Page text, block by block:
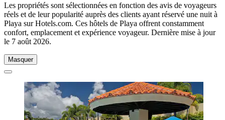
Les propriétés sont sélectionnées en fonction des avis de voyageurs
réels et de leur popularité auprès des clients ayant réservé une nuit à
Playa sur Hotels.com. Ces hôtels de Playa offrent constamment
confort, emplacement et expérience voyageur. Dernière mise à jour
le 7 août 2026.
Masquer